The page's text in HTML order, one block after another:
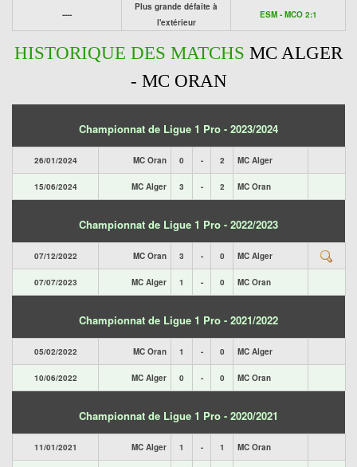
----
Plus grande défaite à
l'extérieur
ESM - MCO 2:1
HISTORIQUE DES MATCHS MC ALGER
- MC ORAN
Championnat de Ligue 1 Pro - 2023/2024
26/01/2024 MC Oran 0 - 2 MC Alger
15/06/2024 MC Alger 3 - 2 MC Oran
Championnat de Ligue 1 Pro - 2022/2023
07/12/2022 MC Oran 3 - 0 MC Alger
07/07/2023 MC Alger 1 - 0 MC Oran
Championnat de Ligue 1 Pro - 2021/2022
05/02/2022 MC Oran 1 - 0 MC Alger
10/06/2022 MC Alger 0 - 0 MC Oran
Championnat de Ligue 1 Pro - 2020/2021
11/01/2021 MC Alger 1 - 1 MC Oran